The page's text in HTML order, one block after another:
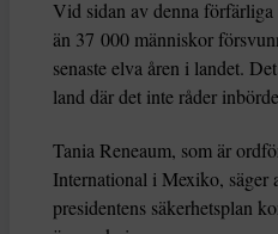
Vid sidan av denna
än 37 000 människor
senaste elva åren i landet.
land där det inte råder
Tania Reneaum, som är
International i Mexiko, säger
presidentens säkerhetsplan